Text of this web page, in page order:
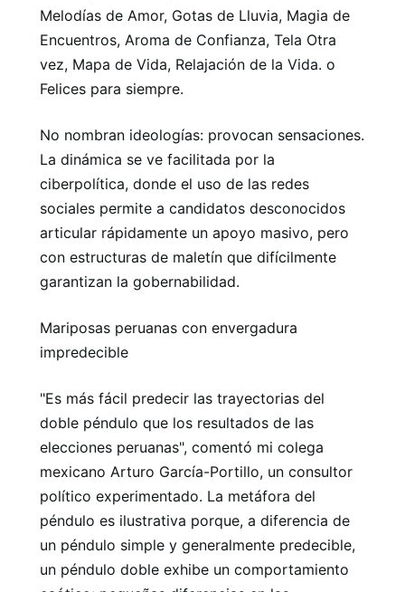
Melodías de Amor, Gotas de Lluvia, Magia de
Encuentros, Aroma de Confianza, Tela Otra
vez, Mapa de Vida, Relajación de la Vida. o
Felices para siempre.
No nombran ideologías: provocan sensaciones.
La dinámica se ve facilitada por la
ciberpolítica, donde el uso de las redes
sociales permite a candidatos desconocidos
articular rápidamente un apoyo masivo, pero
con estructuras de maletín que difícilmente
garantizan la gobernabilidad.
Mariposas peruanas con envergadura
impredecible
"Es más fácil predecir las trayectorias del
doble péndulo que los resultados de las
elecciones peruanas", comentó mi colega
mexicano Arturo García-Portillo, un consultor
político experimentado. La metáfora del
péndulo es ilustrativa porque, a diferencia de
un péndulo simple y generalmente predecible,
un péndulo doble exhibe un comportamiento